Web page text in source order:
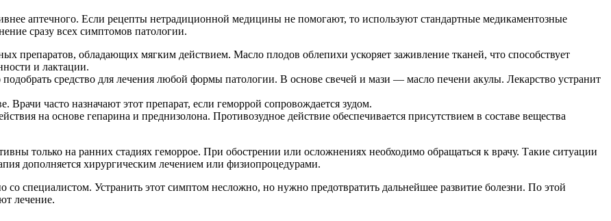
аптечного. Если рецепты нетрадиционной медицины не помогают, то используют стандартные медикаментозные
сразу всех симптомов патологии.
препаратов, обладающих мягким действием. Масло плодов облепихи ускоряет заживление тканей, что способствует
и лактации.
средство для лечения любой формы патологии. В основе свечей и мази — масло печени акулы. Лекарство устранит
часто назначают этот препарат, если геморрой сопровождается зудом.
на основе гепарина и преднизолона. Противозудное действие обеспечивается присутствием в составе вещества
только на ранних стадиях геморрое. При обострении или осложнениях необходимо обращаться к врачу. Такие ситуации
дополняется хирургическим лечением или физиопроцедурами.
специалистом. Устранить этот симптом несложно, но нужно предотвратить дальнейшее развитие болезни. По этой
лечение.